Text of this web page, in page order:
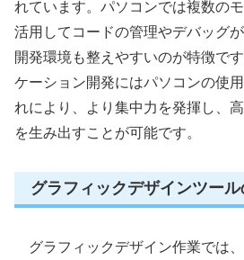
れています。パソコンでは複数の
活用してコードの管理やデバッグ
開発環境も整えやすいのが特徴で
ケーション開発にはパソコンの使
れにより、より集中力を発揮し、
を生み出すことが可能です。
グラフィックデザインツー
グラフィックデザイン作業では